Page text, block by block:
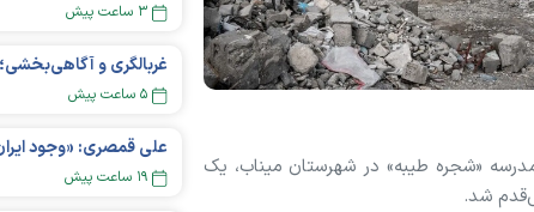
«شجره طیبه» در شهرستان میناب، یک
شد.
۳ ساعت پیش
۵ ساعت پیش
علی قمصری: «وجود
۱۹ ساعت پیش